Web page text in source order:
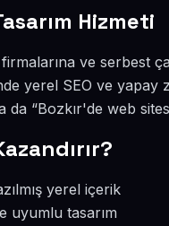
Hizmeti
ve serbest
yerel SEO ve
da “Bozkır'de web
yerel içerik
uyumlu tasarım